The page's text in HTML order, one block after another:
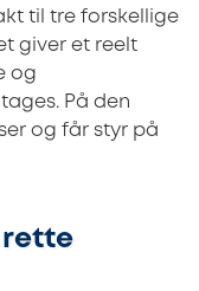
til tre forskellige
giver et reelt
og
På den
og får styr på
rette